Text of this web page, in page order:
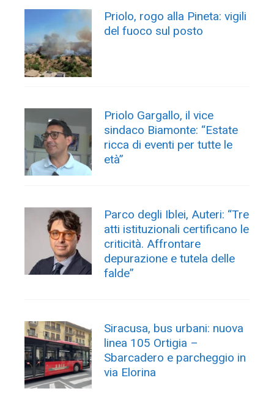
Priolo, rogo alla Pineta: vigili
del fuoco sul posto
Priolo Gargallo, il vice
sindaco Biamonte: “Estate
ricca di eventi per tutte le
età”
Parco degli Iblei, Auteri: “Tre
atti istituzionali certificano le
criticità. Affrontare
depurazione e tutela delle
falde”
Siracusa, bus urbani: nuova
linea 105 Ortigia –
Sbarcadero e parcheggio in
via Elorina